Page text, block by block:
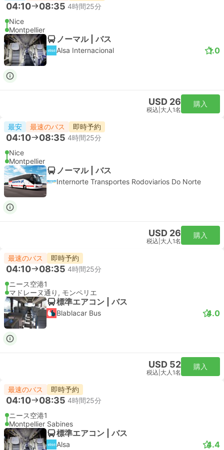
04:10 08:35 4時間25分
Nice
Montpellier
ノーマル | バス
Alsa Internacional 1.0
USD 26
税込 大人1名
購入
最安 最速のバス 即時予約
04:10 08:35 4時間25分
Nice
Montpellier
ノーマル | バス
Internorte Transportes Rodoviarios Do Norte
USD 26
税込 大人1名
購入
最速のバス 即時予約
04:10 08:35 4時間25分
ニース空港1
マドレーヌ通り, モンペリエ
標準エアコン | バス
Blablacar Bus 4.0
USD 52
税込 大人1名
購入
最速のバス 即時予約
04:10 08:35 4時間25分
ニース空港1
Montpellier Sabines
標準エアコン | バス
Alsa 4.4